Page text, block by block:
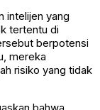
intelijen yang
tertentu di
berpotensi
mereka
risiko yang tidak